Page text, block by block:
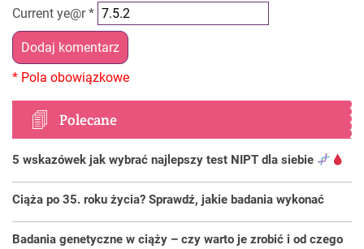
Current ye@r*
Polecane
5 wskazówek jak wybrać najlepszy test NIPT dla siebie
Ciąża po 35. roku życia? Sprawdź, jakie badania wykonać
Badania genetyczne w ciąży – czy warto je zrobić i od czego